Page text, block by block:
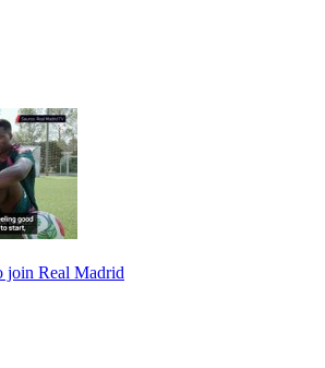
join Real Madrid